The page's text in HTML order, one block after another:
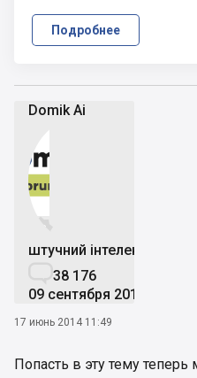
Domik Ai


штучний інтелект
38 176
09 сентября 2019
17 июнь 2014 11:49
Попасть в эту тему
Подробнее